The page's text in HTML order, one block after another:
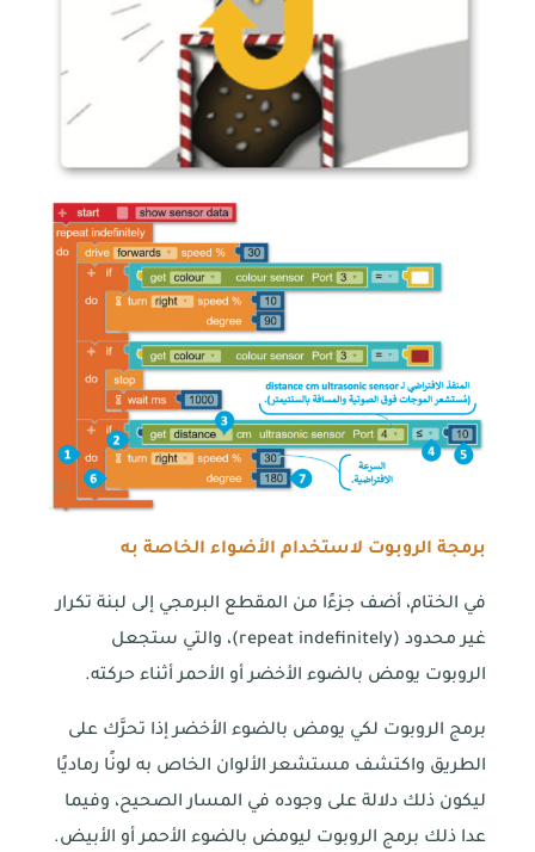
برمجة الروبوت لاستخدام الأضواء الخاصة به
في الختام، أضف جزءًا من المقطع البرمجي إلى لبنة تكرار
غير محدود (repeat indefinitely)، والتي ستجعل
الروبوت يومض بالضوء الأخضر أو الأحمر أثناء حركته.
برمج الروبوت لكي يومض بالضوء الأخضر إذا تحرَّك على
الطريق واكتشف مستشعر الألوان الخاص به لونًا رماديًا
ليكون ذلك دلالة على وجوده في المسار الصحيح، وفيما
عدا ذلك برمج الروبوت ليومض بالضوء الأحمر أو الأبيض.